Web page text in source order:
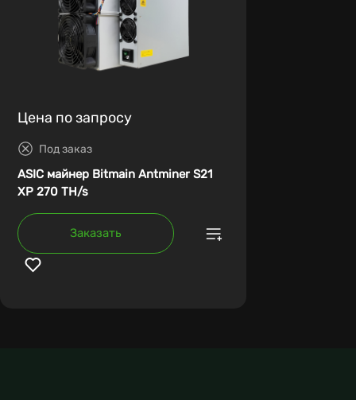
Цена по запросу
Под заказ
ASIC майнер Bitmain Antminer S21
XP 270 TH/s
Заказать